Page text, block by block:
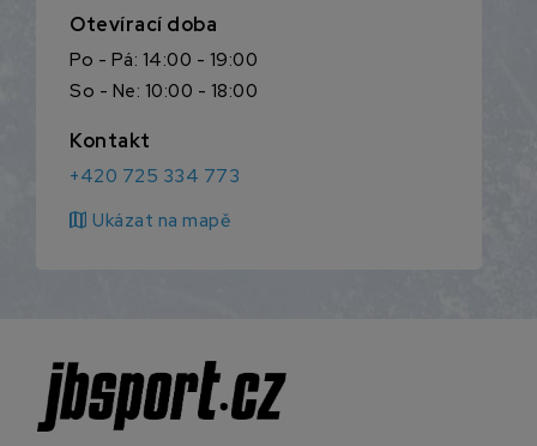
Otevírací doba
Po - Pá: 14:00 - 19:00
So - Ne: 10:00 - 18:00
Kontakt
+420 725 334 773
map Ukázat na mapě